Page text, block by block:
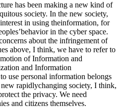
has been making a new kind of
society. In the new society,
in using theinformation, for
in the cyber space.
about the infringement of
above, I think, we have to refer to
of Information and
and Information
use personal information belongs
rapidlychanging society, I think,
the privacy. We need
and citizens themselves.